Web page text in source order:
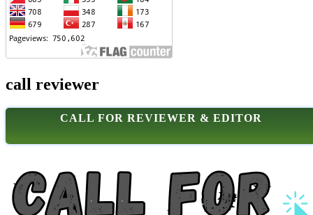
call reviewer
CALL FOR REVIEWER & EDITOR